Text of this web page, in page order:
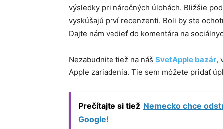
výsledky pri náročných úlohách. Bližšie
vyskúšajú prví recenzenti. Boli by ste
Dajte nám vedieť do komentára na
Nezabudnite tiež na náš SvetApple bazár,
Apple zariadenia. Tie sem môžete pridať
Prečítajte si tiež Nemecko chce
Google!